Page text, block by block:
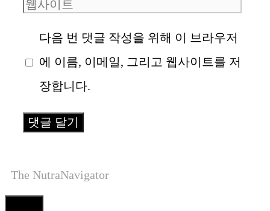
메
웹
이
다음 번 댓글 작성을 위해 이 브라우저
에 이름, 이메일, 그리고 웹사이트를 저
장합니다.
The NutraNavigator